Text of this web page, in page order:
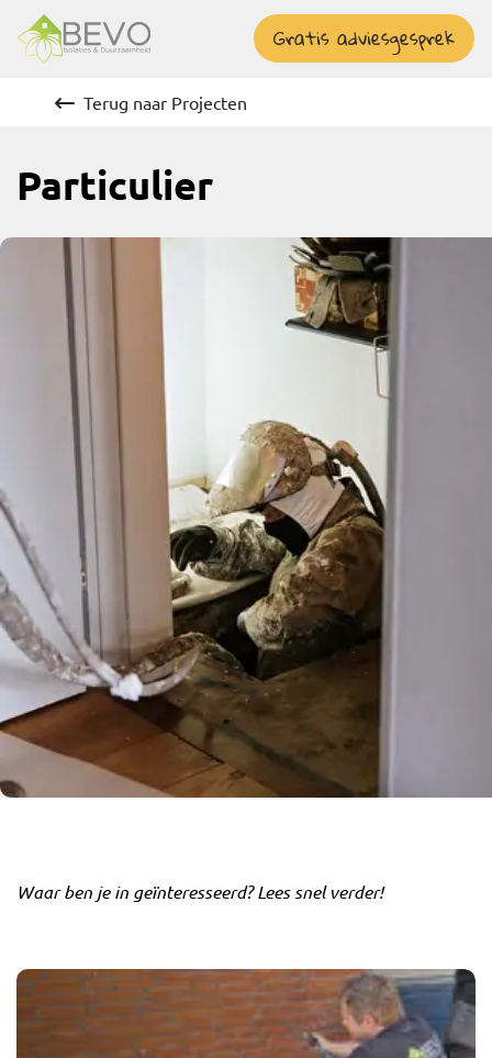
overslaan
Gratis adviesgesprek
Terug naar Projecten
Particulier
Waar ben je in geïnteresseerd? Lees snel verder!